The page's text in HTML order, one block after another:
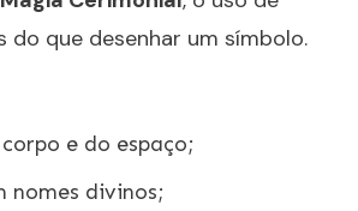
do que desenhar um símbolo.
e do espaço;
nomes divinos;